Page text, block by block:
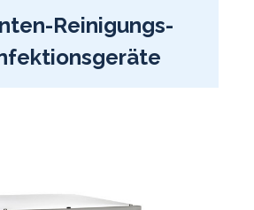
Reinigungs-